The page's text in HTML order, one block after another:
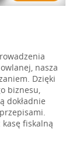
nasza
Dzięki
biznesu,
dokładnie
fiskalną